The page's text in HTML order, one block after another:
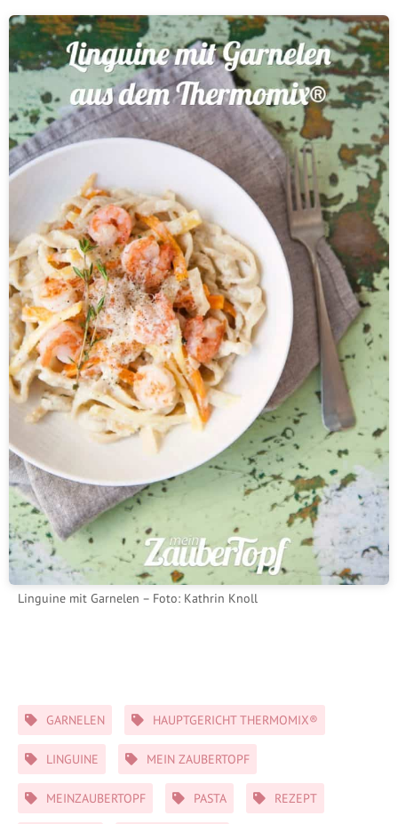
Linguine mit Garnelen – Foto: Kathrin Knoll
Schlagwörter
GARNELEN HAUPTGERICHT THERMOMIX®
LINGUINE MEIN ZAUBERTOPF
MEINZAUBERTOPF PASTA REZEPT